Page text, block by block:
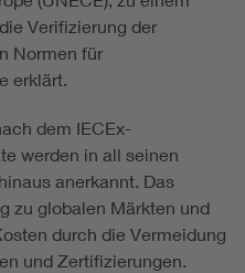
Verifizierung der
Normen für
erklärt.
dem IECEx-
werden in all seinen
anerkannt. Das
zu globalen Märkten und
durch die Vermeidung
und Zertifizierungen.